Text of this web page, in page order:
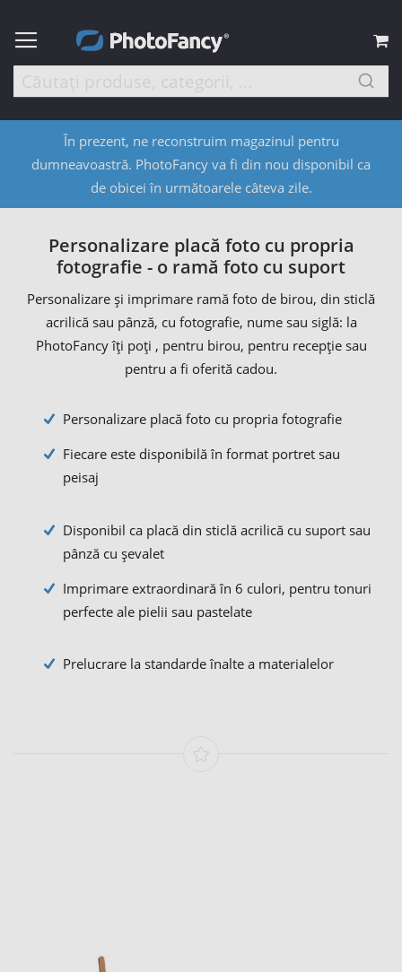
În prezent, ne reconstruim magazinul pentru
dumneavoastră. PhotoFancy va fi din nou disponibil ca
de obicei în următoarele câteva zile.
Personalizare placă foto cu propria
fotografie - o ramă foto cu suport
Personalizare și imprimare ramă foto de birou, din sticlă
acrilică sau pânză, cu fotografie, nume sau siglă: la
PhotoFancy îți poți , pentru birou, pentru recepție sau
pentru a fi oferită cadou.
Personalizare placă foto cu propria fotografie
Fiecare este disponibilă în format portret sau
peisaj
Disponibil ca placă din sticlă acrilică cu suport sau
pânză cu șevalet
Imprimare extraordinară în 6 culori, pentru tonuri
perfecte ale pielii sau pastelate
Prelucrare la standarde înalte a materialelor